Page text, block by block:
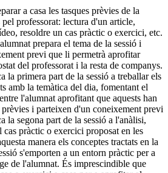
a casa les tasques prèvies de la
pel professorat: lectura d'un article,
resoldre un cas pràctic o exercici, etc.
prepara el tema de la sessió i
previ que li permetrà aprofitar
del professorat i la resta de companys.
la primera part de la sessió a treballar els
amb la temàtica del dia, fomentant el
l'alumnat aprofitant que aquests han
prèvies i parteixen d'un coneixement previ
la segona part de la sessió a l'anàlisi,
cas pràctic o exercici proposat en les
manera els conceptes tractats en la
s'emporten a un entorn pràctic per a
de l'alumnat. És imprescindible que